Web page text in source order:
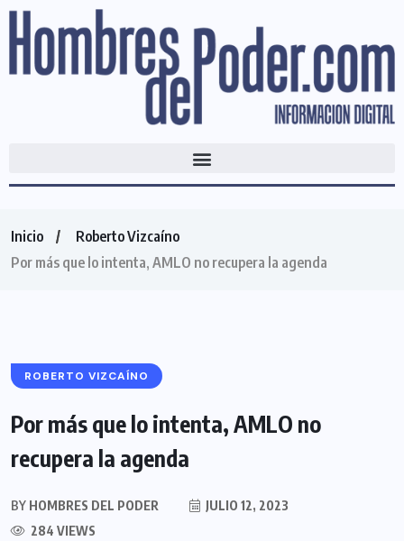
Inicio
Roberto Vizcaíno
Por más que lo intenta, AMLO no recupera la agenda
ROBERTO VIZCAÍNO
Por más que lo intenta, AMLO no
recupera la agenda
BY HOMBRES DEL PODER
JULIO 12, 2023
284 VIEWS